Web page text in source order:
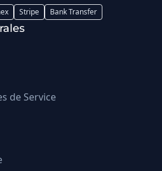
Stripe Bank Transfer
de Service